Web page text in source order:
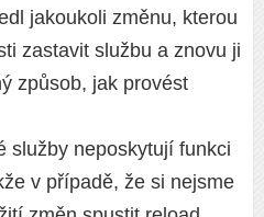
jakoukoli změnu, kterou
zastavit službu a znovu ji
způsob, jak provést
služby neposkytují funkci
v případě, že si nejsme